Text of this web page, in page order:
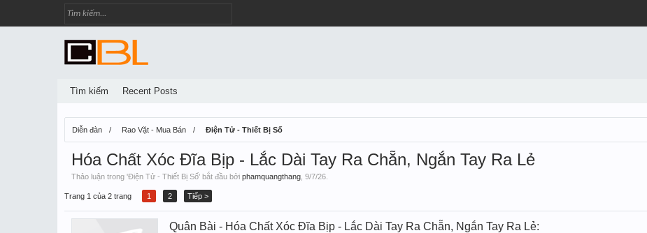
Diễn đàn Rao Vặt - Mua Bán Điện Tử - Thiết Bị Số
Hóa Chất Xóc Đĩa Bịp - Lắc Dài Tay Ra Chẵn, Ngắn Tay Ra Lẻ
Thảo luận trong 'Điện Tử - Thiết Bị Số' bắt đầu bởi phamquangthang 9/7/26
Trang 1 của 2 trang 1 2 Tiếp >
Quân Bài - Hóa Chất Xóc Đĩa Bịp - Lắc Dài Tay Ra Chẵn, Ngắn Tay Ra Lẻ:
Tìm kiếm Recent Posts